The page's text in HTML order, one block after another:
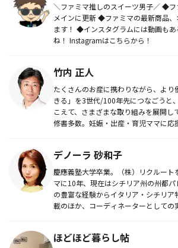
＼ファミマ推しのスイーツ男子／ ◆
メインに更新 ◆ファミマの最新商品
ます！ ◆インスタグラムには動画も
ね！ Instagramはこちらから！
竹内 正人
たくさんのお産に携わりながら、よ
きる」を3世代/100年先につなごうと
こえて、さまざまな取り組みを展開し
修書多数。妊娠・出産・育児ママに応
デノーラ 砂和子
慶應義塾大学卒業。（株）リクルート
マに10年、現在はシチリア州の州都
の豊富な経験からイタリア・シチリア
載のほか、コーディネーターとしての
ほどほど暮らし帖